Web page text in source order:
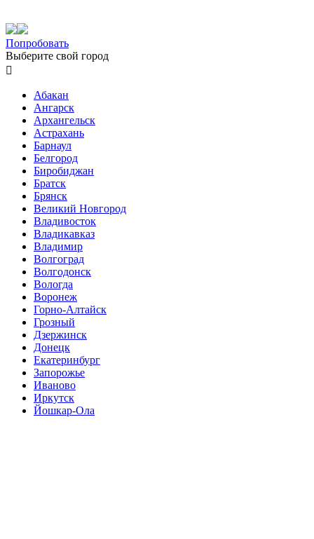
Попробовать
Выберите свой город

Абакан
Ангарск
Архангельск
Астрахань
Барнаул
Белгород
Биробиджан
Братск
Брянск
Великий Новгород
Владивосток
Владикавказ
Владимир
Волгоград
Волгодонск
Вологда
Воронеж
Горно-Алтайск
Грозный
Дзержинск
Донецк
Екатеринбург
Запорожье
Иваново
Иркутск
Йошкар-Ола